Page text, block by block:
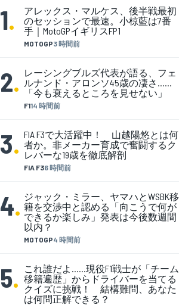
1.
MOTOGP3 時間前
アレックス・マルケス、後半戦最初
のセッションで最速。小椋藍は7番
手｜MotoGPイギリスFP1
2.
F114 時間前
レーシングブルズ代表が語る、フェ
ルナンド・アロンソ45歳の凄さ……
「今も衰えるところを見せない」
3.
FIA F36 時間前
FIA F3で大活躍中！ 山越陽悠とは何
者か。非メーカー育成で奮闘するク
レバーな19歳を徹底解剖
4.
MOTOGP4 時間前
ジャック・ミラー、ヤマハとWSBK移
籍を交渉中と認める「向こうで何が
できるか楽しみ」発表は今後数週間
以内？
5.
これ誰だよ……現役F1戦士が「チーム
移籍遍歴」からドライバーを当てる
クイズに挑戦！ 結構難問、あなた
は何問正解できる？